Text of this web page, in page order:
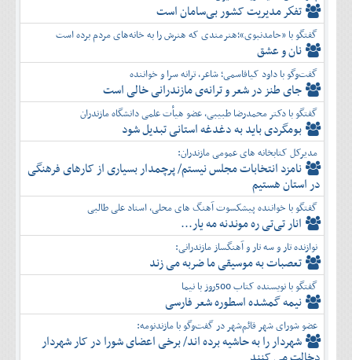
تفكر مديريت کشور بی‌سامان است
گفتگو با «حامدنبوی»؛هنرمندی که هنرش را به خانه‌های مردم برده است
نان و عشق
گفت‌وگو با داود کیاقاسمی؛ شاعر، ترانه سرا و خواننده
جای طنز در شعر و ترانه‌ی مازندرانی خالی است
گفتگو با دکتر محمدرضا طبیبی، عضو هیأت علمی دانشگاه مازندران
بومگردی باید به دغدغه استانی تبدیل شود
مدیرکل کتابخانه های عمومی مازندران:
نامزد انتخابات مجلس نیستم/ پرچمدار بسیاری از کارهای فرهنگی
در استان هستیم
گفتگو با خواننده پیشکسوت آهنگ های محلی، استاد علی طالبی
انار تی‌تی ره موندنه مه یار...
نوازنده تار و سه تار و آهنگساز مازندرانی:
تعصبات به موسیقی ما ضربه می زند
گفتگو با نویسنده کتاب 500روز با نیما
نیمه گمشده اسطوره شعر فارسی
عضو شورای شهر قائم‌شهر در گفت‌و‌گو با مازندنومه:
شهردار را به حاشیه برده اند/ برخی اعضای شورا در کار شهردار